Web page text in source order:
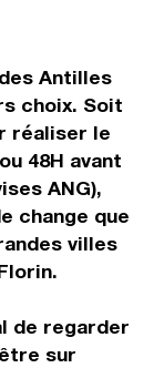
Antilles
choix. Soit
réaliser le
48H avant
ANG),
change que
villes
de regarder
sur